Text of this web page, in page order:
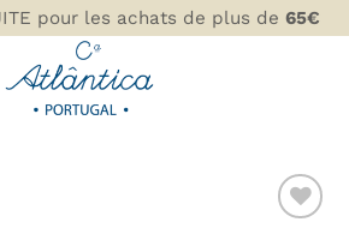
pour les achats de plus de 65€